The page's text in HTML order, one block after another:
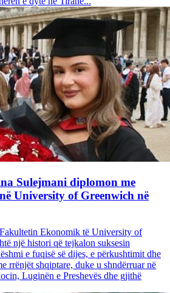
Sulejmani diplomon me
University of Greenwich në
Ekonomik të University of
një histori që tejkalon suksesin
e fuqisë së dijes, e përkushtimit dhe
rrënjët shqiptare, duke u shndërruar në
Luginën e Preshevës dhe gjithë